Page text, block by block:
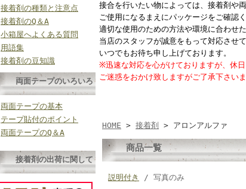
接着剤の種類と注意点
接着剤のQ＆A
小箱屋へよくある質問
用語集
接着剤の豆知識
両面テープのいろいろ
両面テープの基本
テープ貼付のポイント
両面テープのQ＆A
接着剤の出荷に関して
接合を行いたい物によっては、接着剤や
ご使用になるまえにパッケージをご確認
適切な使用のための方法や環境に合わせ
当店のスタッフが誠意をもって対応させ
いつでもお待ち申し上げております。
※迅速な対応を心がけておりますが、休
ご迷惑をおかけ致しますがご了承下さい
HOME > 接着剤 > アロンアルファ
商品一覧
説明付き
/ 写真のみ